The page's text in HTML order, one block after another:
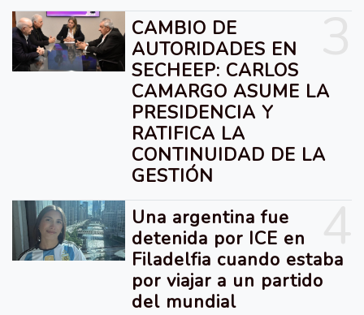
CAMBIO DE
AUTORIDADES EN
SECHEEP: CARLOS
CAMARGO ASUME LA
PRESIDENCIA Y
RATIFICA LA
CONTINUIDAD DE LA
GESTIÓN
Una argentina fue
detenida por ICE en
Filadelfia cuando estaba
por viajar a un partido
del mundial